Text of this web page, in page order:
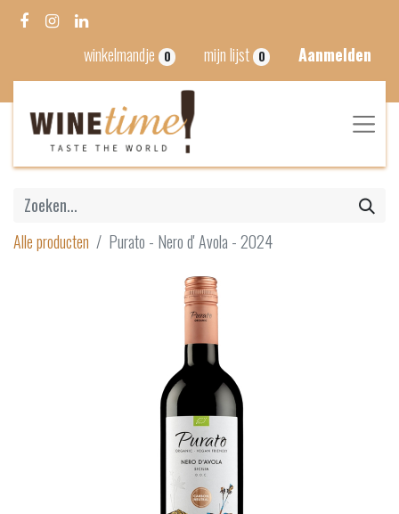
winkelmandje 0 mijn lijst 0 Aanmelden
Alle producten Purato - Nero d' Avola - 2024